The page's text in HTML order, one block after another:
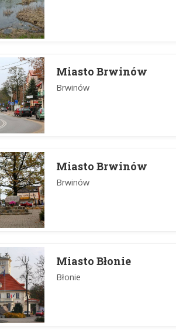
Miasto Brwinów
Brwinów
Miasto Brwinów
Brwinów
Miasto Błonie
Błonie